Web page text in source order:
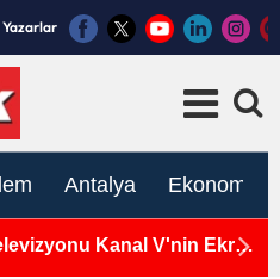
Yazarlar
Antalya Ekonomi
Kanal V'nin Ekranı